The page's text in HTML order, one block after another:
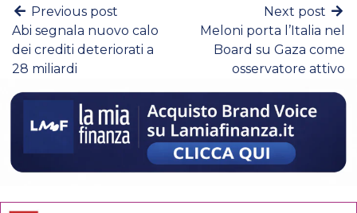
Previous post
Abi segnala nuovo calo
dei crediti deteriorati a
28 miliardi
Next post
Meloni porta l’Italia nel
Board su Gaza come
osservatore attivo